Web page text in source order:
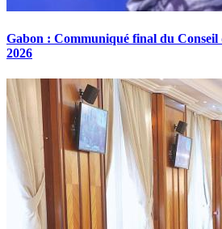
Gabon : Communiqué final du Conseil
2026